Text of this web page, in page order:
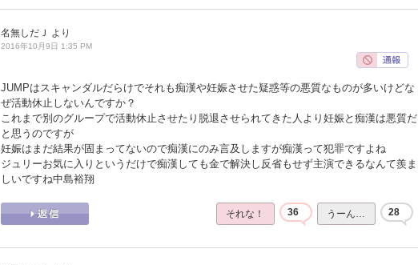
名無しだＪ より
2016年10月9日 1:35 PM
JUMPはスキャンダルだらけでそれも痴漢や妊娠させた疑惑等の悪質なものが多いけどな
ぜ活動休止しないんですか？
これまで別のグループで活動休止させたり脱退させられてきた人より妊娠と痴漢は悪質だ
と思うのですが
妊娠はまだ結果が固まってないので痴漢にのみ言及しますが痴漢って犯罪ですよね
ジュリーお気に入りというだけで痴漢しても金で解決し反省もせず主演できるなんて羨ま
しいですね中島裕翔
それな！ 36 うーん… 28